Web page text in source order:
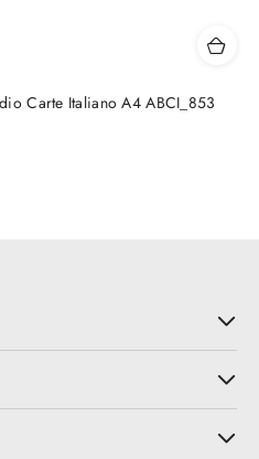
Carte Italiano A4 ABCI_853